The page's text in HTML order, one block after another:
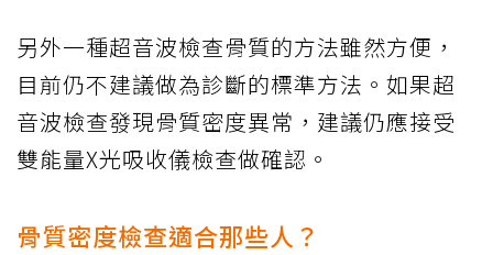
另外一種超音波檢查骨質的方法雖然方便，
目前仍不建議做為診斷的標準方法。如果超
音波檢查發現骨質密度異常，建議仍應接受
雙能量X光吸收儀檢查做確認。
骨質密度檢查適合那些人？